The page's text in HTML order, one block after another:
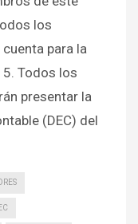
los
para la
Todos los
presentar la
(DEC) del